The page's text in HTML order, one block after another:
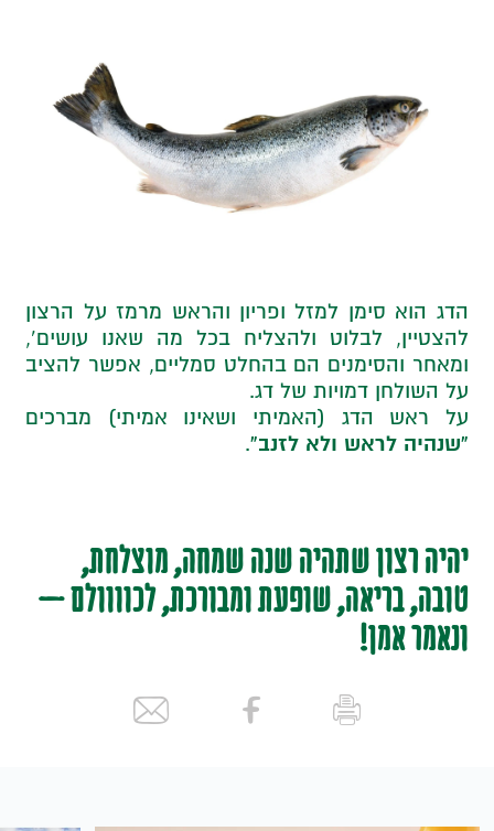
הדג הוא סימן למזל ופריון והראש מרמז על הרצון
להצטיין, לבלוט ולהצליח בכל מה שאנו עושים’,
ומאחר והסימנים הם בהחלט סמליים, אפשר להציב
על השולחן דמויות של דג.
על ראש הדג (האמיתי ושאינו אמיתי) מברכים
“שנהיה לראש ולא לזנב”.
יהיה רצון שתהיה שנה שמחה, מוצלחת,
טובה, בריאה, שופעת ומבורכת, לכוווולם –
ונאמר אמן!